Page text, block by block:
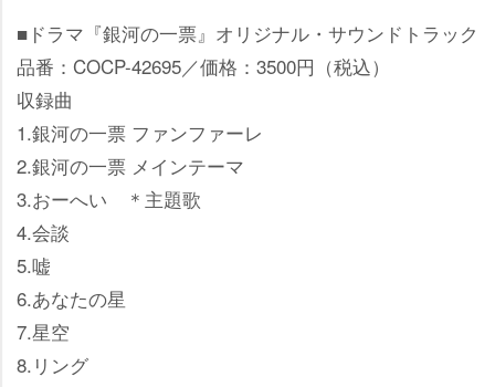
■ドラマ『銀河の一票』オリジナル・サウンドトラック
品番：COCP-42695／価格：3500円（税込）
収録曲
1.銀河の一票 ファンファーレ
2.銀河の一票 メインテーマ
3.おーへい ＊主題歌
4.会談
5.嘘
6.あなたの星
7.星空
8.リング